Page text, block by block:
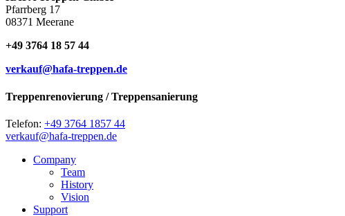
Pfarrberg 17
08371 Meerane
+49 3764 18 57 44
verkauf@hafa-treppen.de
Treppenrenovierung / Treppensanierung
Telefon: +49 3764 1857 44
verkauf@hafa-treppen.de
Company
Team
History
Vision
Support